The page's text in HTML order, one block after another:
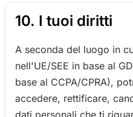
10. I tuoi diritti
A seconda del luogo in
nell'UE/SEE in base al
base al CCPA/CPRA),
accedere, rettificare,
dati personali che ti